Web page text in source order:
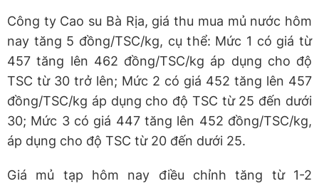
Công ty Cao su Bà Rịa, giá thu mua mủ nước hôm
nay tăng 5 đồng/TSC/kg, cụ thể: Mức 1 có giá từ
457 tăng lên 462 đồng/TSC/kg áp dụng cho độ
TSC từ 30 trở lên; Mức 2 có giá 452 tăng lên 457
đồng/TSC/kg áp dụng cho độ TSC từ 25 đến dưới
30; Mức 3 có giá 447 tăng lên 452 đồng/TSC/kg,
áp dụng cho độ TSC từ 20 đến dưới 25.
Giá mủ tạp hôm nay điều chỉnh tăng từ 1-2